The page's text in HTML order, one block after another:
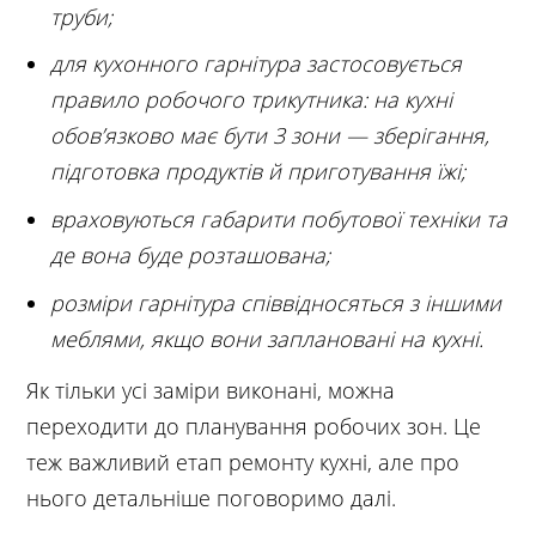
труби;
для кухонного гарнітура застосовується
правило робочого трикутника: на кухні
обов’язково має бути 3 зони — зберігання,
підготовка продуктів й приготування їжі;
враховуються габарити побутової техніки та
де вона буде розташована;
розміри гарнітура співвідносяться з іншими
меблями, якщо вони заплановані на кухні.
Як тільки усі заміри виконані, можна
переходити до планування робочих зон. Це
теж важливий етап ремонту кухні, але про
нього детальніше поговоримо далі.